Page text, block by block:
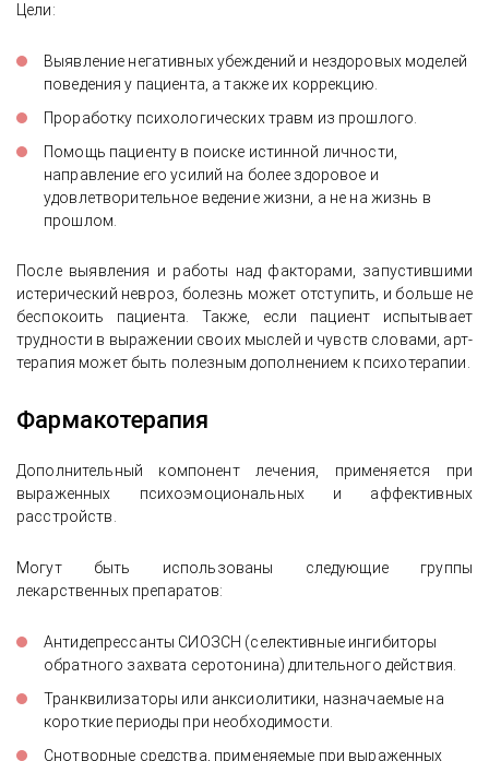
Цели:
Выявление негативных убеждений и нездоровых моделей
поведения у пациента, а также их коррекцию.
Проработку психологических травм из прошлого.
Помощь пациенту в поиске истинной личности,
направление его усилий на более здоровое и
удовлетворительное ведение жизни, а не на жизнь в
прошлом.
После выявления и работы над факторами, запустившими
истерический невроз, болезнь может отступить, и больше не
беспокоить пациента. Также, если пациент испытывает
трудности в выражении своих мыслей и чувств словами, арт-
терапия может быть полезным дополнением к психотерапии.
Фармакотерапия
Дополнительный компонент лечения, применяется при
выраженных психоэмоциональных и аффективных
расстройств.
Могут быть использованы следующие группы
лекарственных препаратов:
Антидепрессанты СИОЗСН (селективные ингибиторы
обратного захвата серотонина) длительного действия.
Транквилизаторы или анксиолитики, назначаемые на
короткие периоды при необходимости.
Снотворные средства, применяемые при выраженных